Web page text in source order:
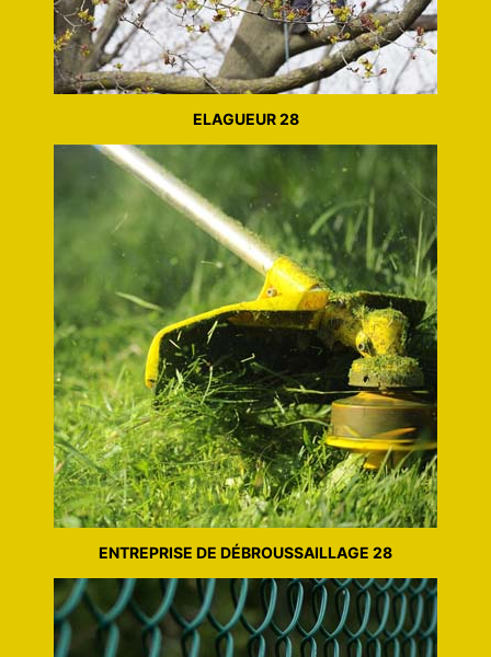
ELAGUEUR 28
ENTREPRISE DE DÉBROUSSAILLAGE 28